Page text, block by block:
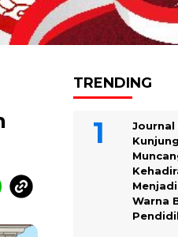
TRENDING
Journal
Warna